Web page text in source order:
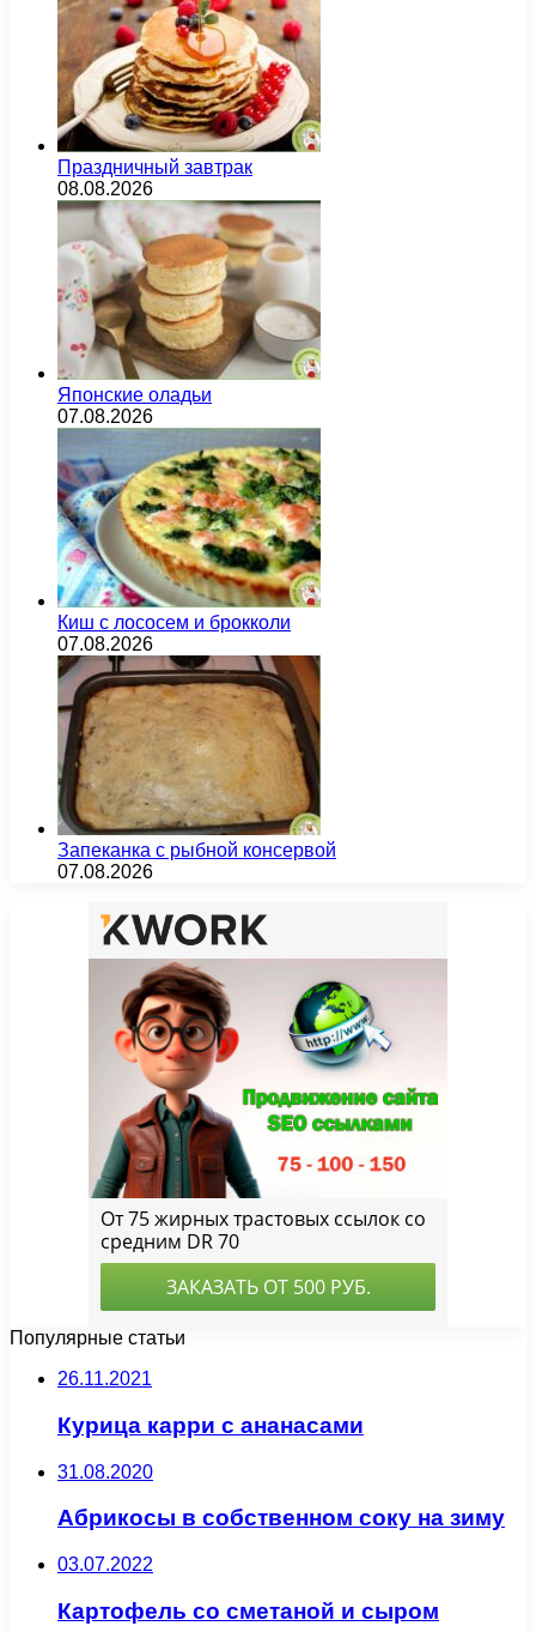
Праздничный завтрак
08.08.2026
Японские оладьи
07.08.2026
Киш с лососем и брокколи
07.08.2026
Запеканка с рыбной консервой
07.08.2026
Популярные статьи
26.11.2021
Курица карри с ананасами
31.08.2020
Абрикосы в собственном соку на зиму
03.07.2022
Картофель со сметаной и сыром